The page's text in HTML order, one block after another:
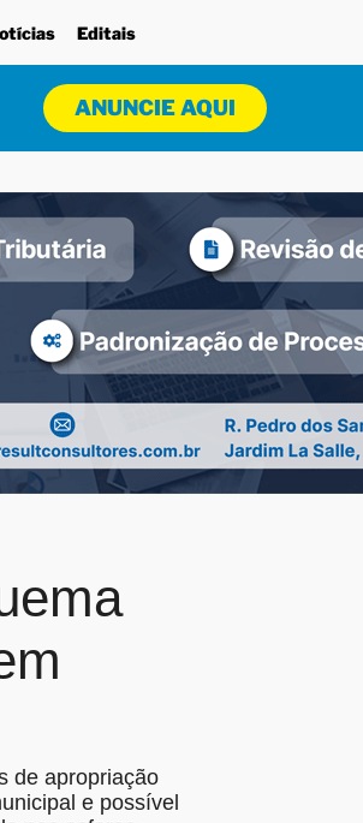
Editais
ANUNCIE AQUI
de apropriação
e possível